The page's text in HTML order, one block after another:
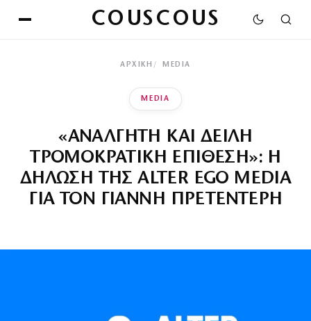
COUSCOUS
ΑΡΧΙΚΉ MEDIA
MEDIA
«ΑΝΑΛΓΗΤΗ ΚΑΙ ΔΕΙΛΗ
ΤΡΟΜΟΚΡΑΤΙΚΗ ΕΠΙΘΕΣΗ»: Η
ΔΗΛΩΣΗ ΤΗΣ ALTER EGO MEDIA
ΓΙΑ ΤΟΝ ΓΙΑΝΝΗ ΠΡΕΤΕΝΤΕΡΗ